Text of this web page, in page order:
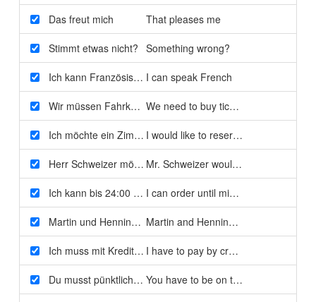
Das freut mich That pleases me
Stimmt etwas nicht? Something wrong?
Ich kann Französisch sprechenI can speak French
Wir müssen Fahrkarten kaufenWe need to buy tickets
Ich möchte ein Zimmer reservierenI would like to reserve a room
Herr Schweizer möchte mit dem Mitarbeiter sprechen
Mr. Schweizer would like to speak to
Ich kann bis 24:00 Uhr bestellenI can order until midnight
Martin und Henning können bis Mitternacht bestellen
Martin and Henning can order until
Ich muss mit Kreditkarte bezahlenI have to pay by credit card
Du musst pünktlich seinYou have to be on time (informal